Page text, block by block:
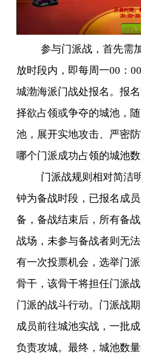
参与门派战，首先需
放时段内，即每周一00 ：
城渤海派门战处报名。报
择欲占领或争夺的城池，
池，展开实地攻击、严密
哪个门派成功占领的城池
门派战规则相对简洁
钟为备战时段，已报名成
备，备战结束后，所有备
战场，未参与备战者则无
有一次投票机会，选举门
骨干，该骨干将担任门派
门派的战斗行动。门派战
成员前往城池实战，一批
负责攻城。最终，城池数